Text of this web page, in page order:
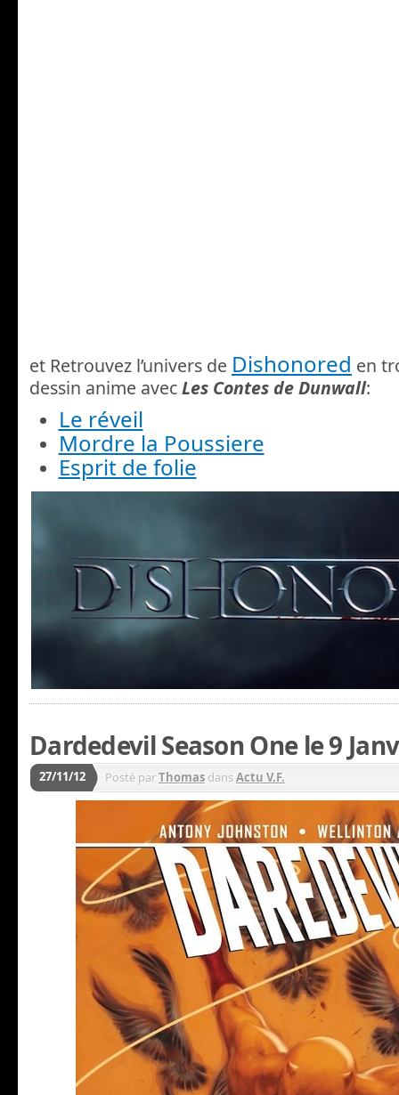
et Retrouvez l’univers de Dishonored en
dessin anime avecLes Contes de Dunwall:
Le réveil
Mordre la Poussiere
Esprit de folie
Dardedevil Season One le 9
27/11/12 Posté parThomas dansActu V.F.